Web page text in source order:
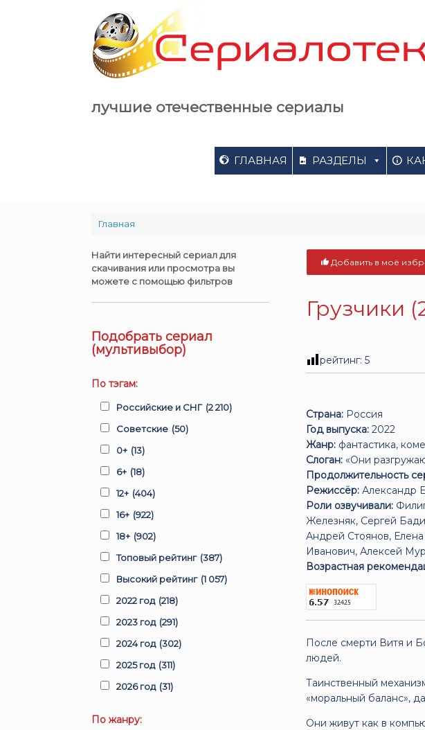
лучшие отечественные сериалы
ГЛАВНАЯ РАЗДЕЛЫ
Главная
Добавить в моё
Грузчики
рейтинг:5
Страна: Россия
Год выпуска: 2022
Жанр: фантастика,
Слоган: «Они
Продолжительность
Режиссёр: Александр
Роли озвучивали:
Железняк, Сергей
Андрей Стоянов,
Иванович, Алексей
Возрастная
После смерти Витя и
людей.
Таинственный
«моральный баланс»,
Они живут как в
Найти интересный сериал для
скачивания или просмотра вы
можете с помощью фильтров
Подобрать сериал
(мультивыбор)
По тэгам:
Российские и СНГ (2 210)
Советские (50)
0+ (13)
6+ (18)
12+ (404)
16+ (922)
18+ (902)
Топовый рейтинг (387)
Высокий рейтинг (1 057)
2022 год (218)
2023 год (291)
2024 год (302)
2025 год (311)
2026 год (31)
По жанру: